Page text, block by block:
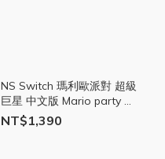
NS Switch 瑪利歐派對 超級
巨星 中文版 Mario party 瑪
利歐派對超級巨星 超級瑪莉
Q哥 SW099
NT$1,390